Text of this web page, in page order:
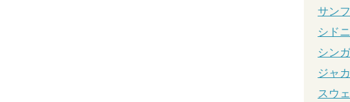
サン
シド
シン
ジャ
スウ